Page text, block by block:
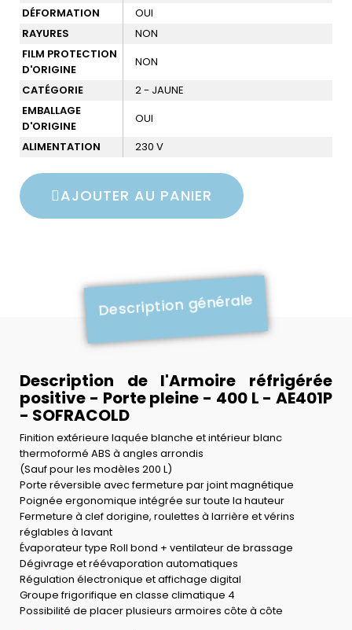
DÉFORMATION
OUI
RAYURES
NON
FILM PROTECTION
D'ORIGINE
NON
CATÉGORIE
2 - JAUNE
EMBALLAGE
D'ORIGINE
OUI
ALIMENTATION
230 V
AJOUTER AU PANIER
Description générale
Description de l'Armoire réfrigérée
positive - Porte pleine - 400 L - AE401P
- SOFRACOLD
Finition extérieure laquée blanche et intérieur blanc
thermoformé ABS à angles arrondis
(Sauf pour les modèles 200 L)
Porte réversible avec fermeture par joint magnétique
Poignée ergonomique intégrée sur toute la hauteur
Fermeture à clef dorigine, roulettes à larrière et vérins
réglables à lavant
Évaporateur type Roll bond + ventilateur de brassage
Dégivrage et réévaporation automatiques
Régulation électronique et affichage digital
Groupe frigorifique en classe climatique 4
Possibilité de placer plusieurs armoires côte à côte